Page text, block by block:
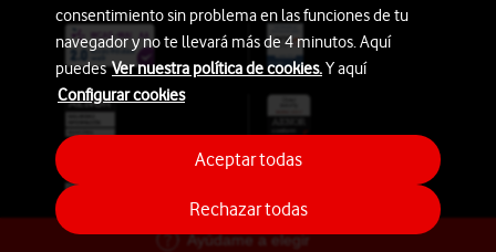
Ayúdame a elegir
consentimiento sin problema en las funciones de tu
navegador y no te llevará más de 4 minutos. Aquí
puedesVer nuestra política de cookies.Y aquí
Configurar cookies
Rechazar todas
Aceptar todas